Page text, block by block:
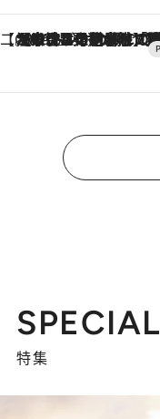
【CREA×星野リゾート】唯一無二。癒しと発見が
2026.8.7
【トンボの足水浴】ヒノキの香りに包まれて涼感マックス！約13℃の湧水かけ流しを避暑地「星野温泉
SPECIAL
特集